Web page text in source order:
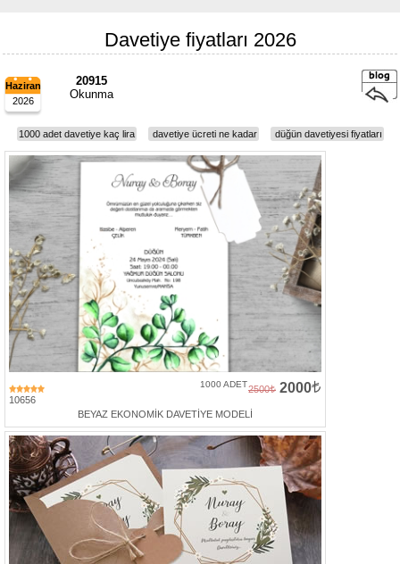
Davetiye
Zarfsız,
Davetiye
Modelleri
Karikatürlü
Davetiye
Modelleri
Sade
Düğün
Davetiye
Modelleri
Atatürk'lü
Davetiyeler
Davetiye
Modelleri
Dini
Düğün
Davetiyeler
Davetiye fiyatları 2026
Haziran
2026
20915
Okunma
1000 adet davetiye kaç lira davetiye ücreti ne kadar düğün davetiyesi fiyatları
10656
2500 2000
1000 ADET
BEYAZ EKONOMİK DAVETİYE MODELİ